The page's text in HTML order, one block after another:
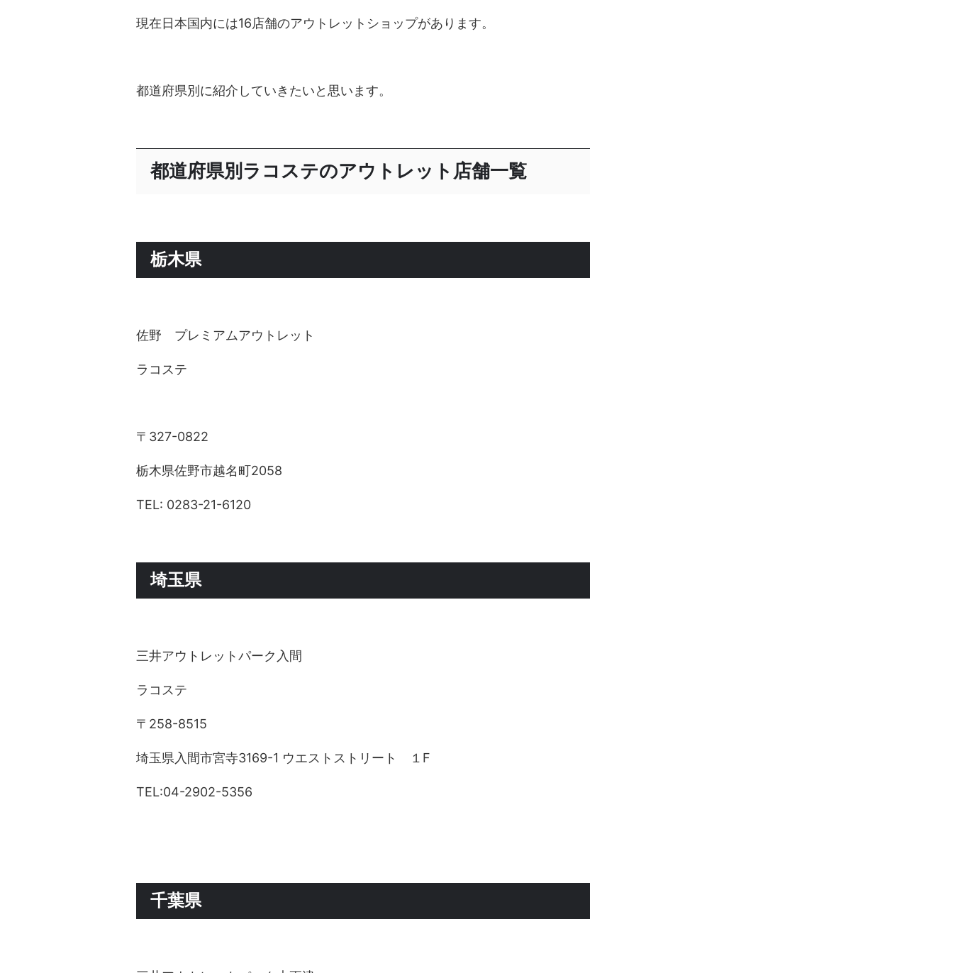
現在日本国内には16店舗のアウトレットショップがあります。
都道府県別に紹介していきたいと思います。
都道府県別ラコステのアウトレット店舗一覧
栃木県
佐野 プレミアムアウトレット
ラコステ
〒327-0822
栃木県佐野市越名町2058
TEL: 0283-21-6120
埼玉県
三井アウトレットパーク入間
ラコステ
〒258-8515
埼玉県入間市宮寺3169-1 ウエストストリート １F
TEL:04-2902-5356
千葉県